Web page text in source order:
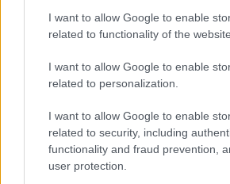
I want to allow Google to enable
related to functionality of the
I want to allow Google to enable
related to personalization.
I want to allow Google to enable
related to security, including
functionality and fraud prevention,
user protection.
ΚΕΑ: Εγκρίθηκε
καταβολή του
Φωτίου:
Εισοδήματος
11%